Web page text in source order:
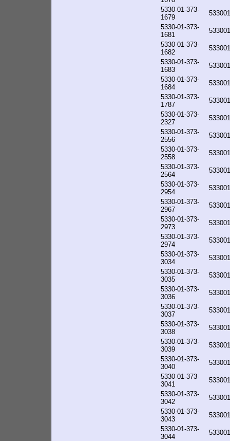
5330-01-373-
1679
5330-01-373-
1681
5330-01-373-
1682
5330-01-373-
1683
5330-01-373-
1684
5330-01-373-
1787
5330-01-373-
2327
5330-01-373-
2556
5330-01-373-
2558
5330-01-373-
2564
5330-01-373-
2954
5330-01-373-
2967
5330-01-373-
2973
5330-01-373-
2974
5330-01-373-
3034
5330-01-373-
3035
5330-01-373-
3036
5330-01-373-
3037
5330-01-373-
3038
5330-01-373-
3039
5330-01-373-
3040
5330-01-373-
3041
5330-01-373-
3042
5330-01-373-
3043
5330-01-373-
3044